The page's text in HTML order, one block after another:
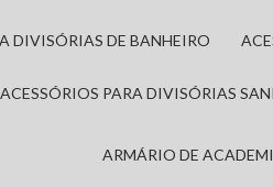
DIVISÓRIAS DE BANHEIRO
ACESSÓRIOS PARA DIVISÓRIAS
ARMÁRIO DE